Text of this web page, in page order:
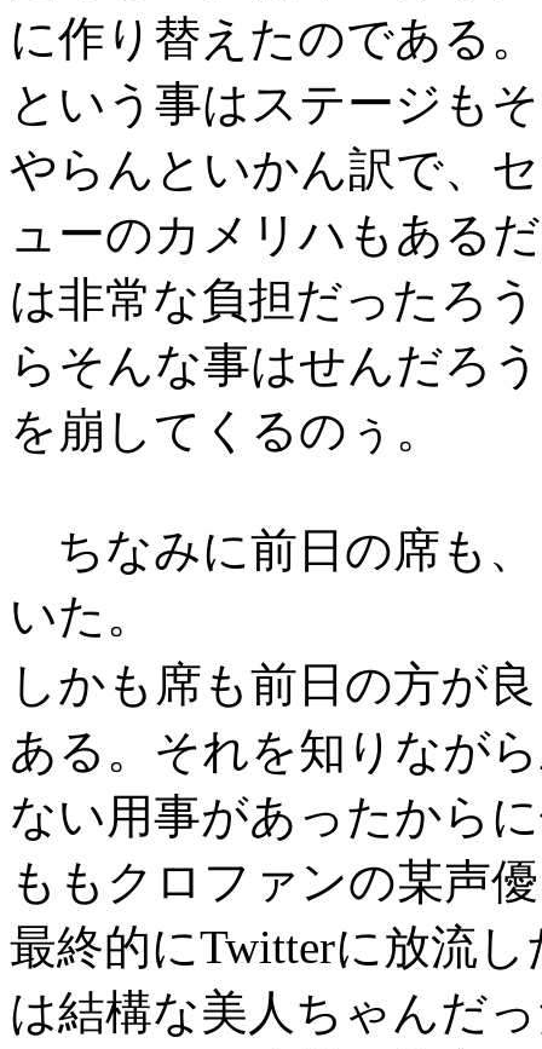
に作り替えたのである。
という事はステージも
やらんといかん訳で、
ューのカメリハもある
は非常な負担だったろ
らそんな事はせんだろ
を崩してくるのぅ。
ちなみに前日の席も
いた。
しかも席も前日の方が
ある。それを知りなが
ない用事があったから
ももクロファンの某声
最終的にTwitterに放流
は結構な美人ちゃんだ